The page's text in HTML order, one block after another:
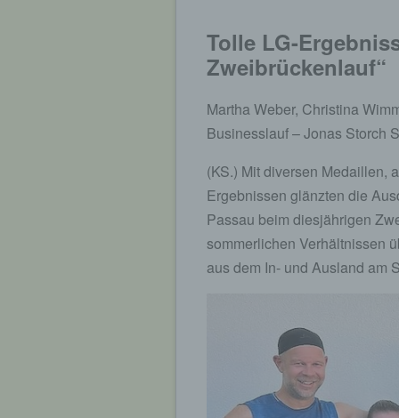
Tolle LG-
Zweibrückenlauf“
Martha Weber, Christina
Businesslauf – Jonas Storch
(KS.) Mit diversen Medaillen,
Ergebnissen glänzten die
Passau beim diesjährigen
sommerlichen Verhältnissen
aus dem In- und Ausland am